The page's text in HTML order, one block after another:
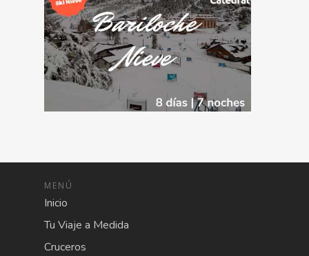
MENÚ
Inicio
Tu Viaje a Medida
Cruceros